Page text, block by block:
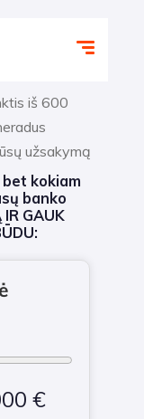
iš 600
užsakymą
kokiam
banko
GAUK
€